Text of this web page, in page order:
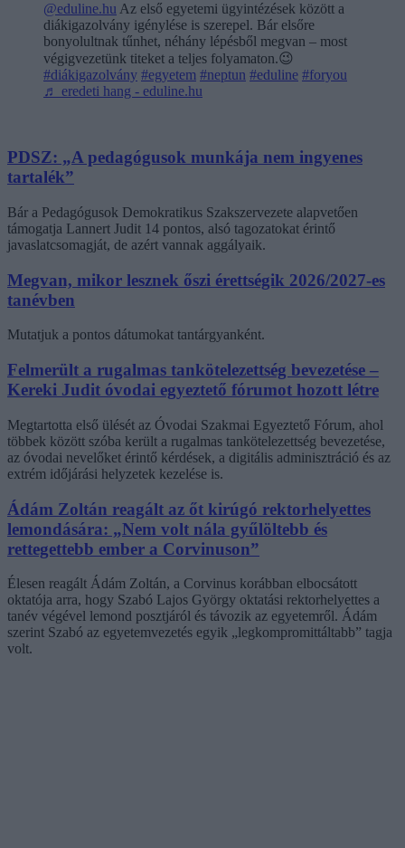
@eduline.hu Az első egyetemi ügyintézések között a
diákigazolvány igénylése is szerepel. Bár elsőre
bonyolultnak tűnhet, néhány lépésből megvan – most
végigvezetünk titeket a teljes folyamaton.😉
#diákigazolvány #egyetem #neptun #eduline #foryou
♬ eredeti hang - eduline.hu
PDSZ: „A pedagógusok munkája nem ingyenes
tartalék”
Bár a Pedagógusok Demokratikus Szakszervezete alapvetően
támogatja Lannert Judit 14 pontos, alsó tagozatokat érintő
javaslatcsomagját, de azért vannak aggályaik.
Megvan, mikor lesznek őszi érettségik 2026/2027-es
tanévben
Mutatjuk a pontos dátumokat tantárgyanként.
Felmerült a rugalmas tankötelezettség bevezetése –
Kereki Judit óvodai egyeztető fórumot hozott létre
Megtartotta első ülését az Óvodai Szakmai Egyeztető Fórum, ahol
többek között szóba került a rugalmas tankötelezettség bevezetése,
az óvodai nevelőket érintő kérdések, a digitális adminisztráció és az
extrém időjárási helyzetek kezelése is.
Ádám Zoltán reagált az őt kirúgó rektorhelyettes
lemondására: „Nem volt nála gyűlöltebb és
rettegettebb ember a Corvinuson”
Élesen reagált Ádám Zoltán, a Corvinus korábban elbocsátott
oktatója arra, hogy Szabó Lajos György oktatási rektorhelyettes a
tanév végével lemond posztjáról és távozik az egyetemről. Ádám
szerint Szabó az egyetemvezetés egyik „legkompromittáltabb” tagja
volt.